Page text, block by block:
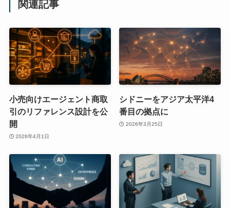
関連記事
小売向けエージェント商取
引のリファレンス設計を公
開
2026年4月1日
シドニーをアジア太平洋4
番目の拠点に
2026年3月25日